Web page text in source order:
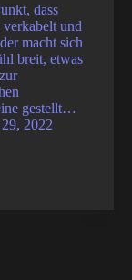
dass
und
macht sich
breit, etwas
gestellt…
2022